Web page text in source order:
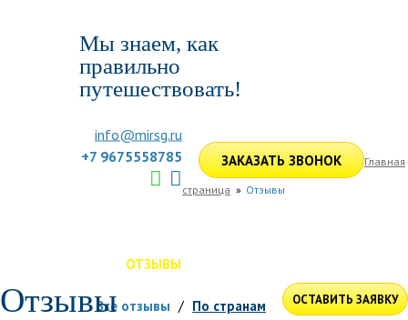
Мы знаем, как
правильно
путешествовать!
info@mirsg.ru
+7 9675558785
ЗАКАЗАТЬ ЗВОНОК
ОТЗЫВЫ
ОСТАВИТЬ ЗАЯВКУ
Главная
страница Отзывы
ОтзывыВсе отзывы По странам